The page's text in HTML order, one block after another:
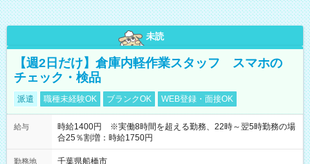
未読
【週2日だけ】倉庫内軽作業スタッフ スマホの
チェック・検品
派遣 職種未経験OK ブランクOK WEB登録・面接OK
給与
時給1400円 ※実働8時間を超える勤務、22時～翌5時勤務の場
合25％割増：時給1750円
勤務地
千葉県船橋市